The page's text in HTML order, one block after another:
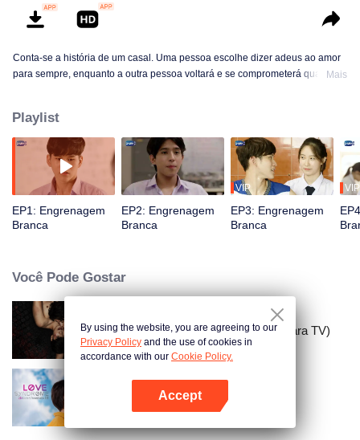
Abra o programa
Conta-se a história de um casal. Uma pessoa escolhe dizer adeus ao amor
para sempre, enquanto a outra pessoa voltará e se comprometerá quando o
Mais
Playlist
EP1: Engrenagem
Branca
EP2: Engrenagem
Branca
VIP
EP3: Engrenagem
Branca
VIP
Você Pode Gostar
O Rapaz de Bangkok (versão para TV)
Síndrome do Amor
By using the website, you are agreeing to our
Privacy Policy and the use of cookies in
accordance with our Cookie Policy.
Accept